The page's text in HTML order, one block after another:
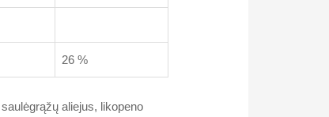
26 %
aliejus, likopeno